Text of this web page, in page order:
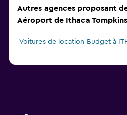
Autres agences proposant
Aéroport de Ithaca
Voitures de location Budget à